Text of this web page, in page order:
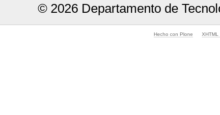
© 2026 Departamento de
Hecho con Plone XHTML